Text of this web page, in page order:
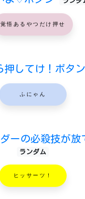
覚悟あるやつだけ押せ
押してけ！ボタン
ふにゃん
ーの必殺技が放
ランダム
ヒッサーツ！